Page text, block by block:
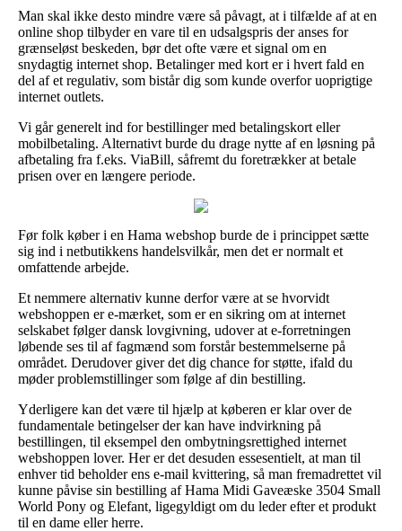
Man skal ikke desto mindre være så påvagt, at i tilfælde af at en
online shop tilbyder en vare til en udsalgspris der anses for
grænseløst beskeden, bør det ofte være et signal om en
snydagtig internet shop. Betalinger med kort er i hvert fald en
del af et regulativ, som bistår dig som kunde overfor uoprigtige
internet outlets.
Vi går generelt ind for bestillinger med betalingskort eller
mobilbetaling. Alternativt burde du drage nytte af en løsning på
afbetaling fra f.eks. ViaBill, såfremt du foretrækker at betale
prisen over en længere periode.
Før folk køber i en Hama webshop burde de i princippet sætte
sig ind i netbutikkens handelsvilkår, men det er normalt et
omfattende arbejde.
Et nemmere alternativ kunne derfor være at se hvorvidt
webshoppen er e-mærket, som er en sikring om at internet
selskabet følger dansk lovgivning, udover at e-forretningen
løbende ses til af fagmænd som forstår bestemmelserne på
området. Derudover giver det dig chance for støtte, ifald du
møder problemstillinger som følge af din bestilling.
Yderligere kan det være til hjælp at køberen er klar over de
fundamentale betingelser der kan have indvirkning på
bestillingen, til eksempel den ombytningsrettighed internet
webshoppen lover. Her er det desuden essesentielt, at man til
enhver tid beholder ens e-mail kvittering, så man fremadrettet vil
kunne påvise sin bestilling af Hama Midi Gaveæske 3504 Small
World Pony og Elefant, ligegyldigt om du leder efter et produkt
til en dame eller herre.